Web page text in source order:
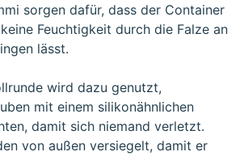
sorgen dafür, dass der Container
Feuchtigkeit durch die Falze an
lässt.
wird dazu genutzt,
mit einem silikonähnlichen
damit sich niemand verletzt.
von außen versiegelt, damit er